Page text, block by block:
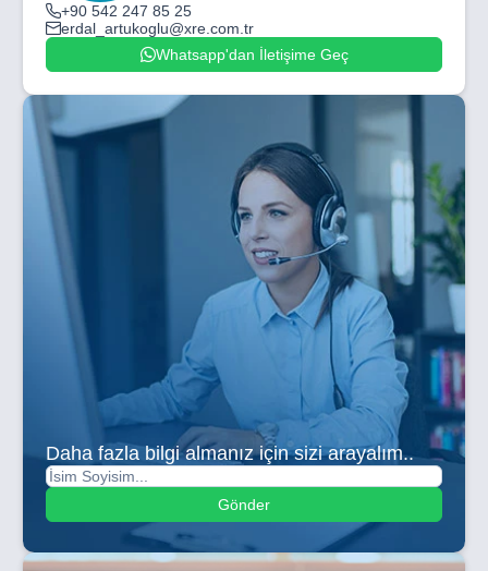
+90 542 247 85 25
erdal_artukoglu@xre.com.tr
Whatsapp'dan İletişime Geç
Daha fazla bilgi almanız için sizi arayalım..
Gönder